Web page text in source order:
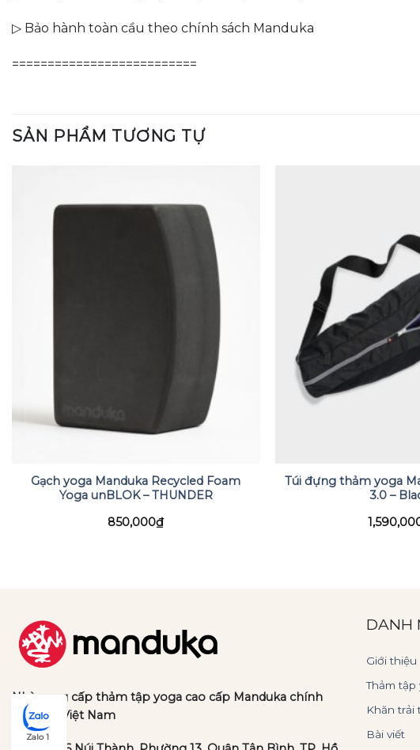
▷ Bảo hành toàn cầu theo chính sách Manduka
==========================
SẢN PHẨM TƯƠNG TỰ
Gạch yoga Manduka Recycled Foam
Yoga unBLOK – THUNDER
850,000₫
Túi đựng thảm yoga
3.0 –
Nhà cung cấp thảm tập yoga cao cấp Manduka chính
hãng tại Việt Nam
DANH
Giới thiệu
Thảm tập
Khăn trải
Bài viết
Zalo 1